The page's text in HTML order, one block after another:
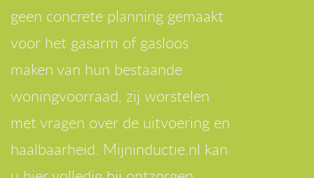
geen concrete planning gemaakt
voor het gasarm of gasloos
maken van hun bestaande
woningvoorraad, zij worstelen
met vragen over de uitvoering en
haalbaarheid. Mijninductie.nl kan